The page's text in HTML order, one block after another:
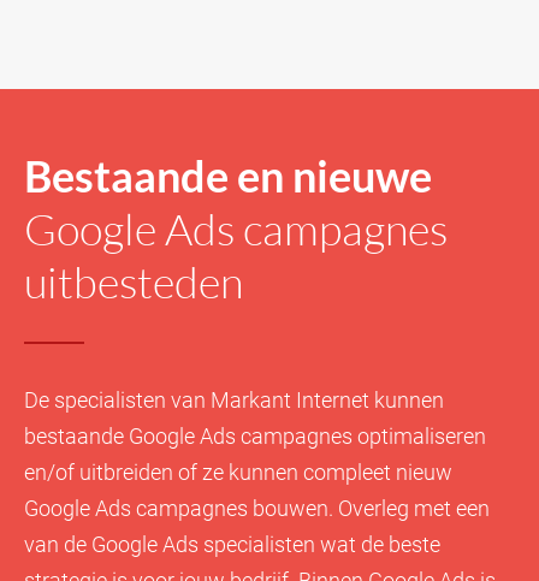
Bestaande en nieuwe
Google Ads campagnes
uitbesteden
De specialisten van Markant Internet kunnen
bestaande Google Ads campagnes optimaliseren
en/of uitbreiden of ze kunnen compleet nieuw
Google Ads campagnes bouwen. Overleg met een
van de Google Ads specialisten wat de beste